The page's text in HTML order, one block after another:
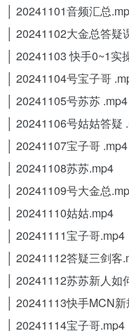
│ 20241101音频汇总
│ 20241102大金总答疑
│ 20241103 快手0~1实
│ 20241104号宝子哥
│ 20241105号苏苏 .mp4
│ 20241106号姑姑答疑
│ 20241107宝子哥 .mp4
│ 20241108苏苏.mp4
│ 20241109号大金总
│ 20241110姑姑.mp4
│ 20241111宝子哥.mp4
│ 20241112答疑三剑客
│ 20241112苏苏新人如
│ 20241113快手MCN
│ 20241114宝子哥.mp4